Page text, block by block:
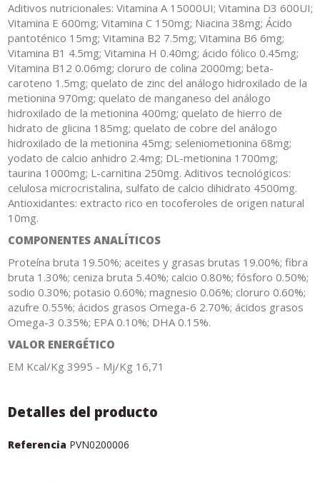
Aditivos nutricionales: Vitamina A 15000UI; Vitamina D3 600UI;
Vitamina E 600mg; Vitamina C 150mg; Niacina 38mg; Ácido
pantoténico 15mg; Vitamina B2 7.5mg; Vitamina B6 6mg;
Vitamina B1 4.5mg; Vitamina H 0.40mg; ácido fólico 0.45mg;
Vitamina B12 0.06mg; cloruro de colina 2000mg; beta-
caroteno 1.5mg; quelato de zinc del análogo hidroxilado de la
metionina 970mg; quelato de manganeso del análogo
hidroxilado de la metionina 400mg; quelato de hierro de
hidrato de glicina 185mg; quelato de cobre del análogo
hidroxilado de la metionina 45mg; seleniometionina 68mg;
yodato de calcio anhidro 2.4mg; DL-metionina 1700mg;
taurina 1000mg; L-carnitina 250mg. Aditivos tecnológicos:
celulosa microcristalina, sulfato de calcio dihidrato 4500mg.
Antioxidantes: extracto rico en tocoferoles de origen natural
10mg.
COMPONENTES ANALÍTICOS
Proteína bruta 19.50%; aceites y grasas brutas 19.00%; fibra
bruta 1.30%; ceniza bruta 5.40%; calcio 0.80%; fósforo 0.50%;
sodio 0.30%; potasio 0.60%; magnesio 0.06%; cloruro 0.60%;
azufre 0.55%; ácidos grasos Omega-6 2.70%; ácidos grasos
Omega-3 0.35%; EPA 0.10%; DHA 0.15%.
VALOR ENERGÉTICO
EM Kcal/Kg 3995 - Mj/Kg 16,71
Detalles del producto
Referencia PVN0200006